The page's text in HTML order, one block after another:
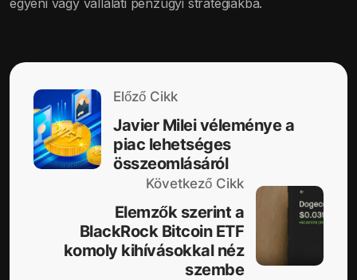
Előző Cikk
Javier Milei véleménye a
piac lehetséges
összeomlásáról
Következő Cikk
Elemzők szerint a
BlackRock Bitcoin ETF
komoly kihívásokkal néz
szembe